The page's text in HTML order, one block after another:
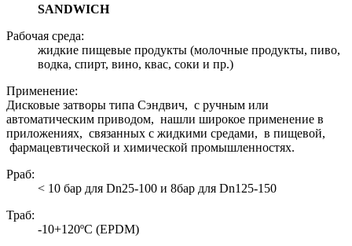
SANDWICH
Рабочая среда:
жидкие пищевые продукты (молочные продукты, пиво,
водка, спирт, вино, квас, соки и пр.)
Применение:
Дисковые затворы типа Сэндвич, с ручным или
автоматическим приводом, нашли широкое применение в
приложениях, связанных с жидкими средами, в пищевой,
фармацевтической и химической промышленностях.
Рраб:
< 10 бар для Dn25-100 и 8бар для Dn125-150
Траб:
-10+120ºC (EPDM)